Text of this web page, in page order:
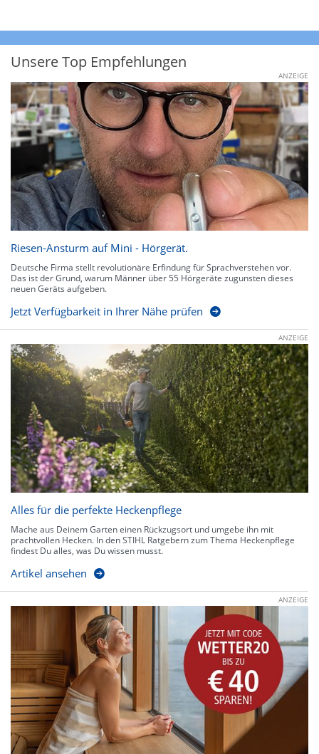
Unsere Top Empfehlungen
ANZEIGE
Riesen-Ansturm auf Mini - Hörgerät.
Deutsche Firma stellt revolutionäre Erfindung für Sprachverstehen vor.
Das ist der Grund, warum Männer über 55 Hörgeräte zugunsten dieses
neuen Geräts aufgeben.
Jetzt Verfügbarkeit in Ihrer Nähe prüfen
ANZEIGE
Alles für die perfekte Heckenpflege
Mache aus Deinem Garten einen Rückzugsort und umgebe ihn mit
prachtvollen Hecken. In den STIHL Ratgebern zum Thema Heckenpflege
findest Du alles, was Du wissen musst.
Artikel ansehen
ANZEIGE